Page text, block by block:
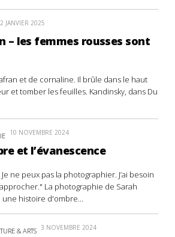
2 JANVIER 2025
– les femmes rousses sont
et de cornaline. Il brûle dans le haut
et tomber les feuilles. Kandinsky, dans Du
10 NOVEMBRE 2024
et l’évanescence
ne peux pas la photographier. J’ai besoin
La photographie de Sarah
histoire d'ombre...
& ARTS 3 NOVEMBRE 2024